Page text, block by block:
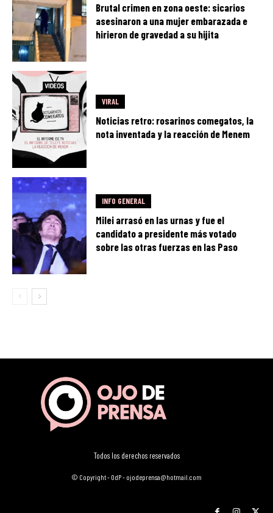
Brutal crimen en zona oeste: sicarios
asesinaron a una mujer embarazada e
hirieron de gravedad a su hijita
VIRAL
Noticias retro: rosarinos comegatos, la
nota inventada y la reacción de Menem
INFO GENERAL
Milei arrasó en las urnas y fue el
candidato a presidente más votado
sobre las otras fuerzas en las Paso
Todos los derechos reservados
© Copyright - OdP - ojodeprensa@hotmail.com